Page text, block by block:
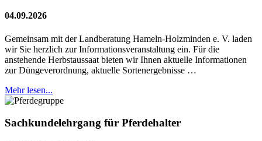
04.09.2026
Gemeinsam mit der Landberatung Hameln-Holzminden e. V. laden
wir Sie herzlich zur Informationsveranstaltung ein. Für die
anstehende Herbstaussaat bieten wir Ihnen aktuelle Informationen
zur Düngeverordnung, aktuelle Sortenergebnisse …
Mehr lesen...
Sachkundelehrgang für Pferdehalter